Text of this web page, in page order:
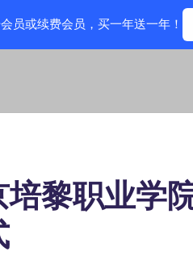
培黎职业学
员或续费会员，买一年送一年！